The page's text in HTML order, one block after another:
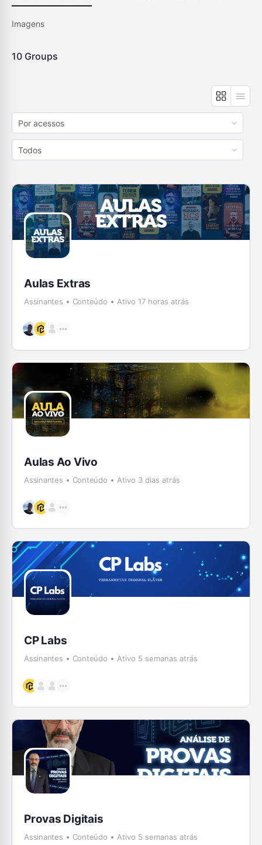
Imagens
10 Groups
Order
By:
Order
By:
Aulas Extras
Assinantes Conteúdo Ativo 17 horas atrás
Aulas Ao Vivo
Assinantes Conteúdo Ativo 3 dias atrás
CP Labs
Assinantes Conteúdo Ativo 5 semanas atrás
Provas Digitais
Assinantes Conteúdo Ativo 5 semanas atrás